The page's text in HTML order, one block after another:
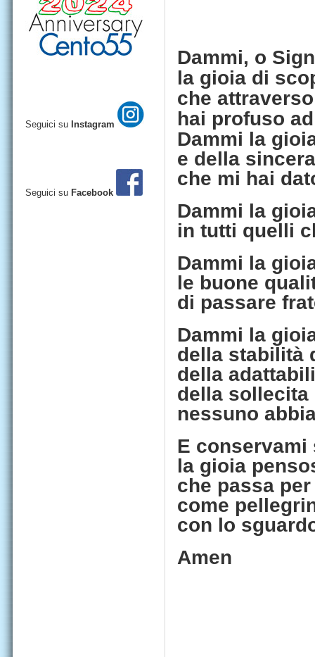
Dammi, o
la gioia di
che
hai profuso
Dammi la
e della
che mi hai
Dammi la
in tutti quelli
Dammi la
le buone
di passare
Dammi la
della stabilità
della
della sollecita
nessuno
E conservami
la gioia
che passa
come
con lo
Amen
Seguici su Instagram
Seguici su Facebook